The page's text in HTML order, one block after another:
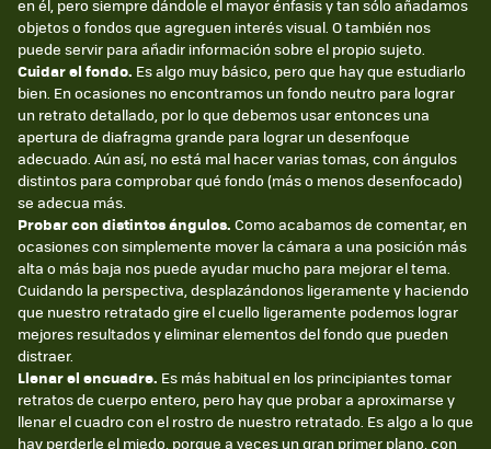
en él, pero siempre dándole el mayor énfasis y tan sólo añadamos
objetos o fondos que agreguen interés visual. O también nos
puede servir para añadir información sobre el propio sujeto.
Cuidar el fondo. Es algo muy básico, pero que hay que estudiarlo
bien. En ocasiones no encontramos un fondo neutro para lograr
un retrato detallado, por lo que debemos usar entonces una
apertura de diafragma grande para lograr un desenfoque
adecuado. Aún así, no está mal hacer varias tomas, con ángulos
distintos para comprobar qué fondo (más o menos desenfocado)
se adecua más.
Probar con distintos ángulos. Como acabamos de comentar, en
ocasiones con simplemente mover la cámara a una posición más
alta o más baja nos puede ayudar mucho para mejorar el tema.
Cuidando la perspectiva, desplazándonos ligeramente y haciendo
que nuestro retratado gire el cuello ligeramente podemos lograr
mejores resultados y eliminar elementos del fondo que pueden
distraer.
Llenar el encuadre. Es más habitual en los principiantes tomar
retratos de cuerpo entero, pero hay que probar a aproximarse y
llenar el cuadro con el rostro de nuestro retratado. Es algo a lo que
hay perderle el miedo, porque a veces un gran primer plano, con